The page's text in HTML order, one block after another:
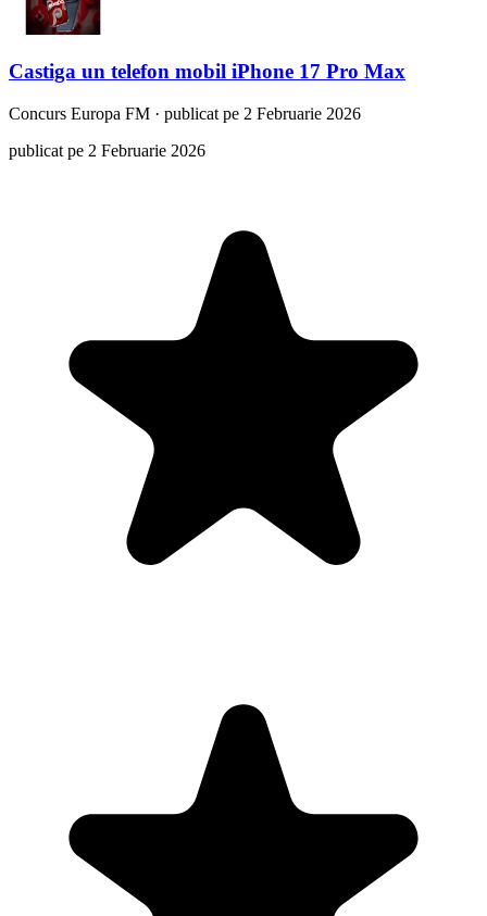
Castiga un telefon mobil iPhone 17 Pro Max
Concurs Europa FM · publicat pe 2 Februarie 2026
publicat pe 2 Februarie 2026